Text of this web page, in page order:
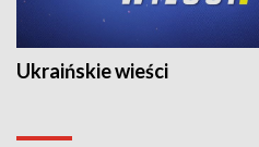
Ukraińskie wieści